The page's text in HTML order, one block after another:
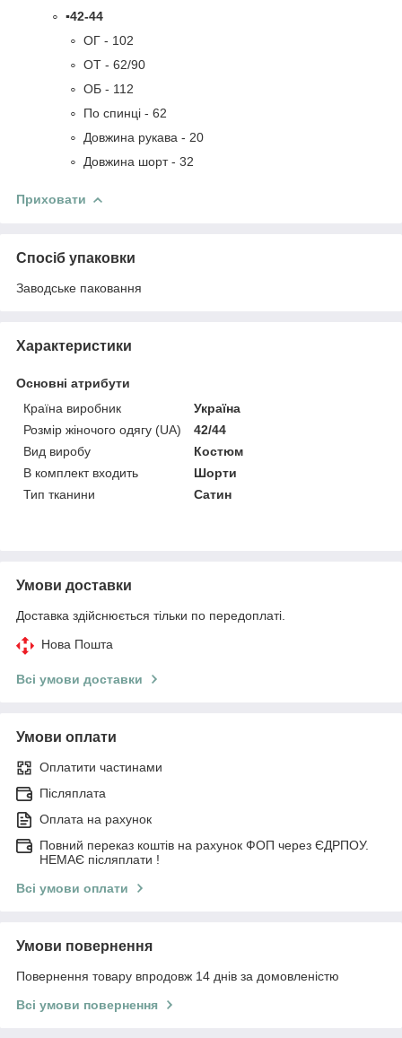
▪️42-44
ОГ - 102
ОТ - 62/90
ОБ - 112
По спинці - 62
Довжина рукава - 20
Довжина шорт - 32
Приховати
Спосіб упаковки
Заводське паковання
Характеристики
Основні атрибути
Країна виробник
Україна
Розмір жіночого одягу (UA)
42/44
Вид виробу
Костюм
В комплект входить
Шорти
Тип тканини
Сатин
Умови доставки
Доставка здійснюється тільки по передоплаті.
Нова Пошта
Всі умови доставки
Умови оплати
Оплатити частинами
Післяплата
Оплата на рахунок
Повний переказ коштів на рахунок ФОП через ЄДРПОУ.
НЕМАЄ післяплати !
Всі умови оплати
Умови повернення
Повернення товару впродовж 14 днів за домовленістю
Всі умови повернення